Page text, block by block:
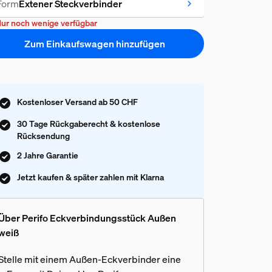
Extener Steckverbinder
noch wenige verfügbar
Zum Einkaufswagen hinzufügen
Kostenloser Versand ab 50 CHF
30 Tage Rückgaberecht & kostenlose
Rücksendung
2 Jahre Garantie
Jetzt kaufen & später zahlen mit Klarna
Perifo Eckverbindungsstück Außen
mit einem Außen-Eckverbinder eine